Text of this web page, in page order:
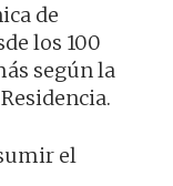
de
los 100
según la
el